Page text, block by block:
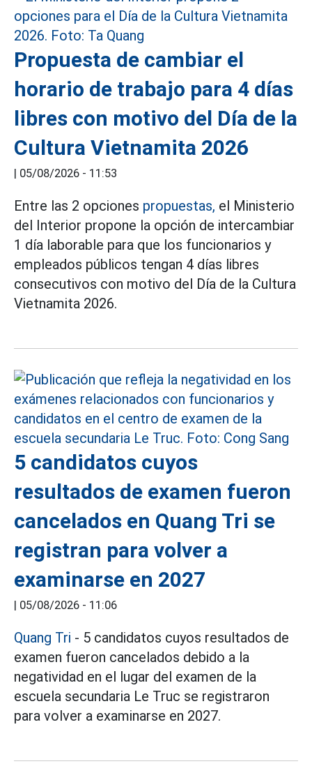
Propuesta de cambiar el
horario de trabajo para 4 días
libres con motivo del Día de la
Cultura Vietnamita 2026
| 05/08/2026 - 11:53
Entre las 2 opciones propuestas, el Ministerio
del Interior propone la opción de intercambiar
1 día laborable para que los funcionarios y
empleados públicos tengan 4 días libres
consecutivos con motivo del Día de la Cultura
Vietnamita 2026.
5 candidatos cuyos
resultados de examen fueron
cancelados en Quang Tri se
registran para volver a
examinarse en 2027
| 05/08/2026 - 11:06
Quang Tri - 5 candidatos cuyos resultados de
examen fueron cancelados debido a la
negatividad en el lugar del examen de la
escuela secundaria Le Truc se registraron
para volver a examinarse en 2027.